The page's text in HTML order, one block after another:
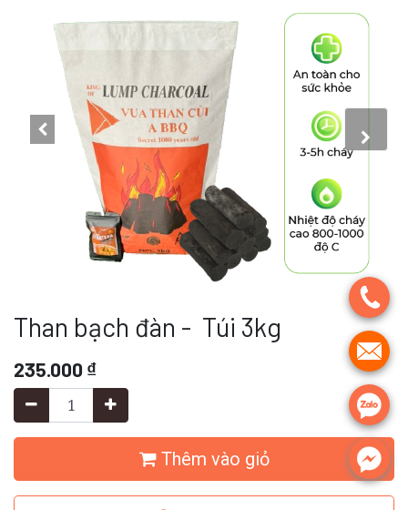
.
.
.
.
Than bạch đàn - Túi 3kg
235.000 ₫
Thêm vào giỏ